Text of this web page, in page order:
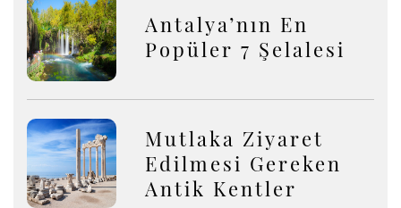
Antalya’nın En
Popüler 7 Şelalesi
Mutlaka Ziyaret
Edilmesi Gereken
Antik Kentler